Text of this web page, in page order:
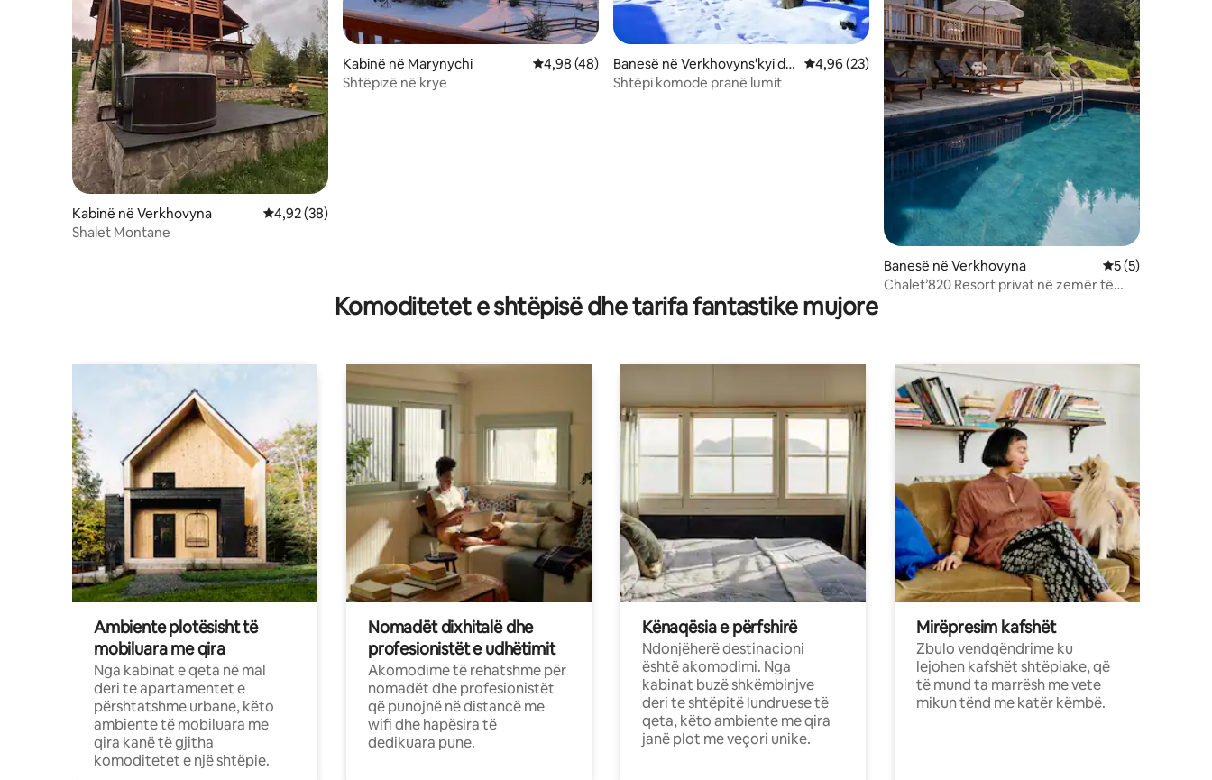
Kabinë në Verkhovyna Vlerësimi mesatar 4,92 nga 5, 38 vlerësime
4,92 (38)
Shalet Montane
Kabinë në Marynychi Vlerësimi mesatar 4,98 nga 5, 48 vlerësime
4,98 (48)
Shtëpizë në krye
Banesë në Verkhovyns'kyi dis
trict
Vlerësimi mesatar 4,96 nga 5, 23 vlerësime
4,96 (23)
Shtëpi komode pranë lumit
Banesë në Verkhovyna Vlerësimi
5 (5)
Chalet’820 Resort privat në zemër të
Komoditetet e shtëpisë dhe tarifa fantastike mujore
Ambiente plotësisht të
mobiluara me qira
Nga kabinat e qeta në mal
deri te apartamentet e
përshtatshme urbane, këto
ambiente të mobiluara me
qira kanë të gjitha
komoditetet e një shtëpie.
Nomadët dixhitalë dhe
profesionistët e udhëtimit
Akomodime të rehatshme për
nomadët dhe profesionistët
që punojnë në distancë me
wifi dhe hapësira të
dedikuara pune.
Kënaqësia e përfshirë
Ndonjëherë destinacioni
është akomodimi. Nga
kabinat buzë shkëmbinjve
deri te shtëpitë lundruese të
qeta, këto ambiente me qira
janë plot me veçori unike.
Mirëpresim kafshët
Zbulo vendqëndrime ku
lejohen kafshët shtëpiake, që
të mund ta marrësh me vete
mikun tënd me katër këmbë.